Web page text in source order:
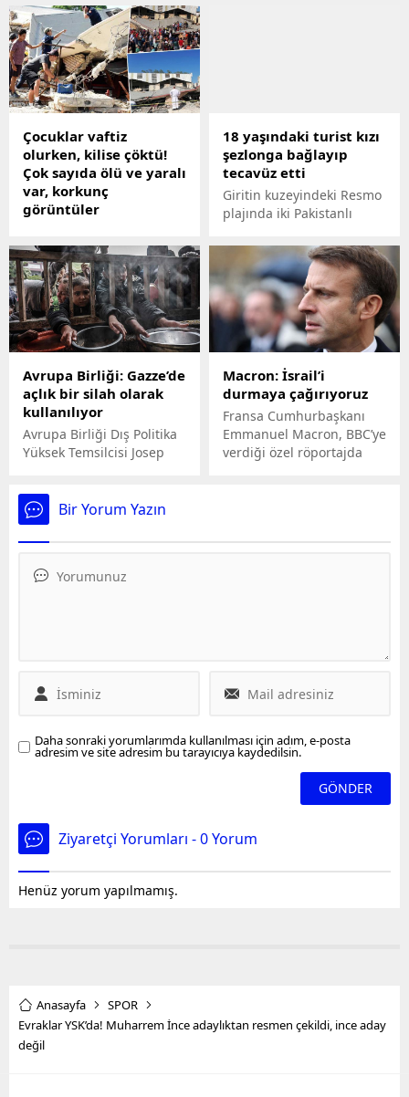
kapanmak üzere. BBC,
Karabağ'da yeni bir
sayfanın açıldığı dönemde
merak edilen sorulara
yanıt verdi: İktidar kimde
olacak? Hankendi'ye
dönüş yaşanacak mı?
Çocuklar vaftiz
olurken, kilise çöktü!
Çok sayıda ölü ve yaralı
var, korkunç
görüntüler
kişinin bulunduğu bir
kilise vaftiz işlemi
sırasında bir anda yerle
bir oldu. Söz konusu
olayda çok sayıda kişi
hayatını kaybetti.
18 yaşındaki turist kızı
şezlonga bağlayıp
tecavüz etti
Giritin kuzeyindeki Resmo
plajında iki Pakistanlı
İngiliz turisti şezlonga
bağlayıp tecavüz etti.
Mahkemede suçlarını
itiraf eden saldırganlar,
ömür boyu hapis cezasına
çaptırıldı.
Avrupa Birliği: Gazze’de
açlık bir silah olarak
kullanılıyor
Avrupa Birliği Dış Politika
Yüksek Temsilcisi Josep
bir silah olarak
kullanıldığını' kaydetti.
Macron: İsrail’i
durmaya çağırıyoruz
Fransa Cumhurbaşkanı
Emmanuel Macron, BBC’ye
verdiği özel röportajda
Bir Yorum Yazın
Daha sonraki yorumlarımda kullanılması için adım, e-posta
adresim ve site adresim bu tarayıcıya kaydedilsin.
Ziyaretçi Yorumları - 0 Yorum
Henüz yorum yapılmamış.
Anasayfa
SPOR
Evraklar YSK’da! Muharrem İnce adaylıktan resmen çekildi, ince aday
değil